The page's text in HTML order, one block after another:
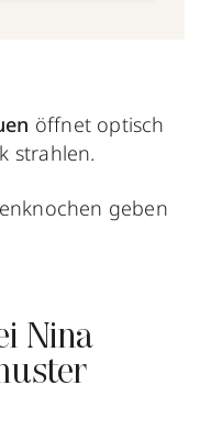
öffnet optisch
strahlen.
geben
Nina